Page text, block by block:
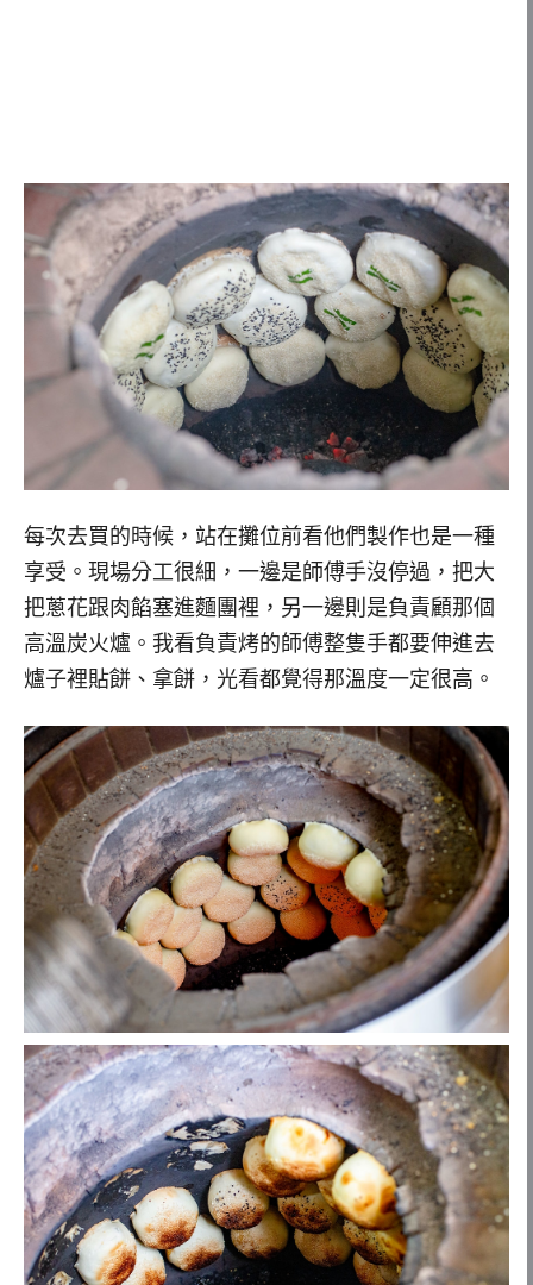
每次去買的時候，站在攤位前看他們製作也是一種
享受。現場分工很細，一邊是師傅手沒停過，把大
把蔥花跟肉餡塞進麵團裡，另一邊則是負責顧那個
高溫炭火爐。我看負責烤的師傅整隻手都要伸進去
爐子裡貼餅、拿餅，光看都覺得那溫度一定很高。